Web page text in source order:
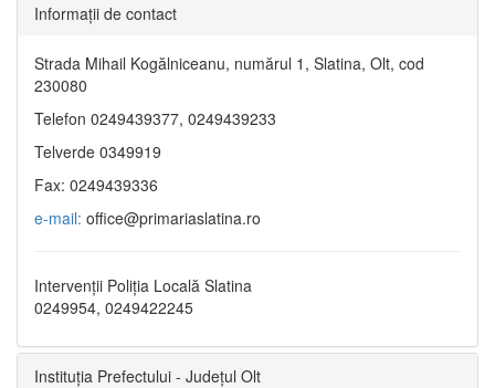
Informaţii de contact
Strada Mihail Kogălniceanu, numărul 1, Slatina, Olt, cod
230080
Telefon 0249439377, 0249439233
Telverde 0349919
Fax: 0249439336
e-mail: office@primariaslatina.ro
Intervenții Poliția Locală Slatina
0249954, 0249422245
Instituția Prefectului - Județul Olt